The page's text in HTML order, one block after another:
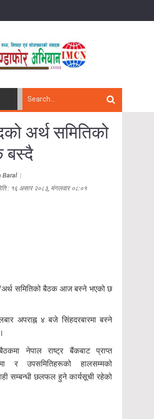
अर्थ समितिको
बस्दै
Baral|
: १६ असार २०८३, मंगलवार ०८:०१
अर्थ समितिको बैठक आज बस्ने भएको छ
अपराह्न ४ बजे सिंहदरबारमा बस्ने
नेपाल राष्ट्र बैंकबाट प्राप्त
र उपसमितिहरूको हालसम्मको
सम्बन्धी छलफल हुने कार्यसूची रहेको